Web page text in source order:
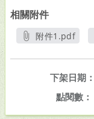
相關附件
附件1.pdf
下架日期：
點閱數：